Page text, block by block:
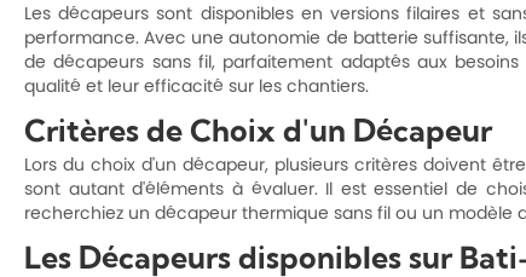
Les décapeurs sont disponibles en versions filaires et
performance. Avec une autonomie de batterie suffisante,
de décapeurs sans fil, parfaitement adaptés aux
qualité et leur efficacité sur les chantiers.
Critères de Choix d'un Décapeur
Lors du choix d'un décapeur, plusieurs critères doivent
sont autant d'éléments à évaluer. Il est essentiel de
recherchiez un décapeur thermique sans fil ou un modèle
Les Décapeurs disponibles sur